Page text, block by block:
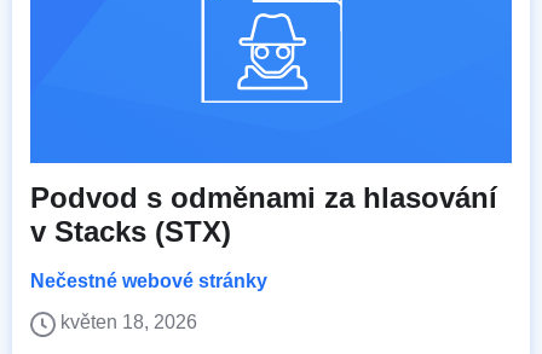
Podvod s odměnami za hlasování
v Stacks (STX)
Nečestné webové stránky
květen 18, 2026